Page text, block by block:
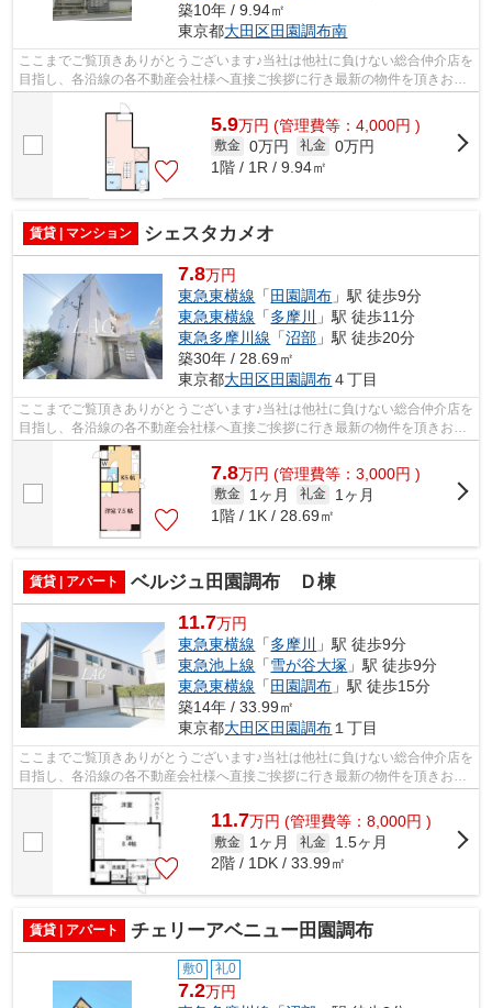
築10年 / 9.94㎡
東京都大田区田園調布南
ここまでご覧頂きありがとうございます♪当社は他社に負けない総合仲介店を
目指し、各沿線の各不動産会社様へ直接ご挨拶に行き最新の物件を頂きお客
5.9万円 (管理費等：4,000円 )
敷金 0万円 礼金 0万円
1階 / 1R / 9.94㎡
賃貸 | マンション シェスタカメオ
7.8万円
東急東横線 「 田園調布 」駅 徒歩9分
東急東横線 「多摩川
」駅 徒歩11分
東急多摩川線 「沼部 」駅 徒歩20分
築30年 / 28.69㎡
東京都大田区田園調布４丁目
ここまでご覧頂きありがとうございます♪当社は他社に負けない総合仲介店を
目指し、各沿線の各不動産会社様へ直接ご挨拶に行き最新の物件を頂きお客
様へ提供しております！最新の情報は...
7.8万円 (管理費等：3,000円 )
敷金 1ヶ月 礼金
1ヶ月
1階 / 1K / 28.69㎡
賃貸 | アパート ベルジュ田園調布 Ｄ棟
11.7万円
東急東横線 「多摩川
」駅 徒歩9分
東急池上線 「雪が谷大塚 」駅 徒歩9分
東急東横線 「 田園調布 」駅 徒歩15分
築14年 / 33.99㎡
東京都大田区田園調布 １丁目
ここまでご覧頂きありがとうございます♪当社は他社に負けない総合仲介店を
目指し、各沿線の各不動産会社様へ直接ご挨拶に行き最新の物件を頂きお客
様へ提供しております！最新の情報は...
11.7万円 (管理費等：8,000円 )
敷金 1ヶ月 礼金
1.5ヶ月
2階 / 1DK / 33.99㎡
賃貸 | アパート チェリーアベニュー田園調布
敷0 礼0
7.2万円